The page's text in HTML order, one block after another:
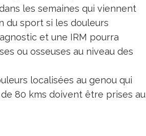
les semaines qui viennent
du sport si les douleurs
et une IRM pourra
ou osseuses au niveau des
localisées au genou qui
80 kms doivent être prises au